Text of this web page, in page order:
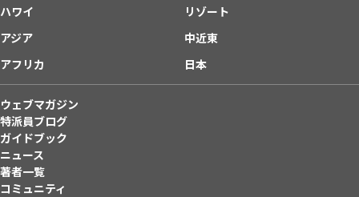
ハワイ
リゾート
アジア
中近東
アフリカ
日本
ウェブマガジン
特派員ブログ
ガイドブック
ニュース
著者一覧
コミュニティ